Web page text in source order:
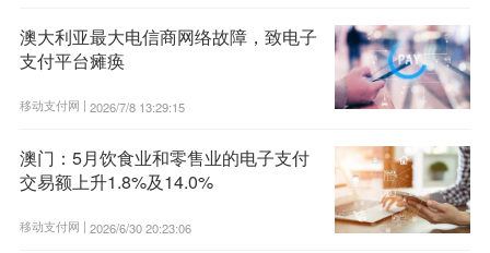
澳大利亚最大电信商网络故障，致电子
支付平台瘫痪
移动支付网 | 2026/7/8 13:29:15
澳门：5月饮食业和零售业的电子支付
交易额上升1.8%及14.0%
移动支付网 | 2026/6/30 20:23:06